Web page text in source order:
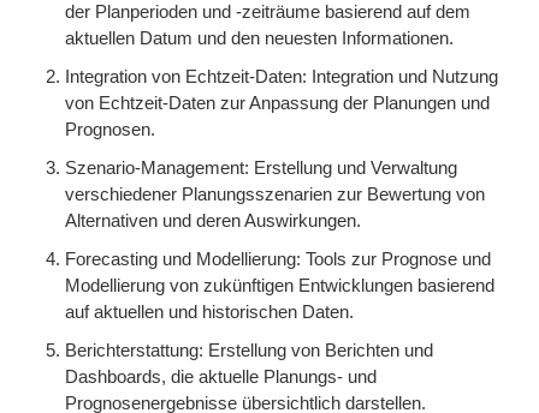
der Planperioden und -zeiträume basierend auf dem
aktuellen Datum und den neuesten Informationen.
Integration von Echtzeit-Daten: Integration und Nutzung
von Echtzeit-Daten zur Anpassung der Planungen und
Prognosen.
Szenario-Management: Erstellung und Verwaltung
verschiedener Planungsszenarien zur Bewertung von
Alternativen und deren Auswirkungen.
Forecasting und Modellierung: Tools zur Prognose und
Modellierung von zukünftigen Entwicklungen basierend
auf aktuellen und historischen Daten.
Berichterstattung: Erstellung von Berichten und
Dashboards, die aktuelle Planungs- und
Prognosenergebnisse übersichtlich darstellen.